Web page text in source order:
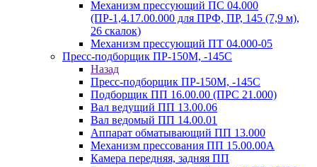
Механизм прессующий ПС 04.000
(ПР-1,4.17.00.000 для ПРФ, ПР, 145 (7,9 м),
26 скалок)
Механизм прессующий ПТ 04.000-05
Пресс-подборщик ПР-150М, -145С
Назад
Пресс-подборщик ПР-150М, -145С
Подборщик ПП 16.00.00 (ПРС 21.000)
Вал ведущий ПП 13.00.06
Вал ведомый ПП 14.00.01
Аппарат обматывающий ПП 13.000
Механизм прессования ПП 15.00.00А
Камера передняя, задняя ПП